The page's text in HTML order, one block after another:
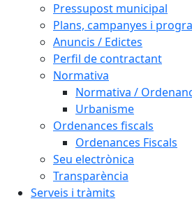
Pressupost municipal
Plans, campanyes i
Anuncis / Edictes
Perfil de contractant
Normativa
Normativa /
Urbanisme
Ordenances fiscals
Ordenances Fiscals
Seu electrònica
Transparència
Serveis i tràmits